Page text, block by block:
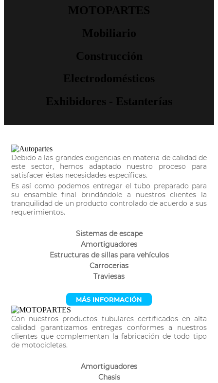
MOTOPARTES
Mobiliario
Construcción
Electrodomésticos
Exhibidores - Estanterías
Debido a las grandes exigencias en materia de calidad de
este sector, hemos adaptado nuestro proceso para
satisfacer éstas necesidades específicas.
Es así como podemos entregar el tubo preparado para
su ensamble final brindándole a nuestros clientes la
tranquilidad de un producto controlado de acuerdo a sus
requerimientos.
Sistemas de escape
Amortiguadores
Estructuras de sillas para vehículos
Carrocerias
Traviesas
MÁS INFORMACIÓN
Con nuestros productos tubulares certificados en alta
calidad garantizamos entregas conformes a nuestros
clientes que complementan la fabricación de todo tipo
de motocicletas.
Amortiguadores
Chasis